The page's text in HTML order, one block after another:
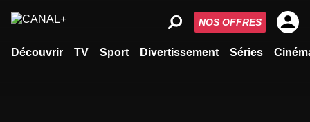
Découvrir TV Sport Divertissement Séries
NOS OFFRES